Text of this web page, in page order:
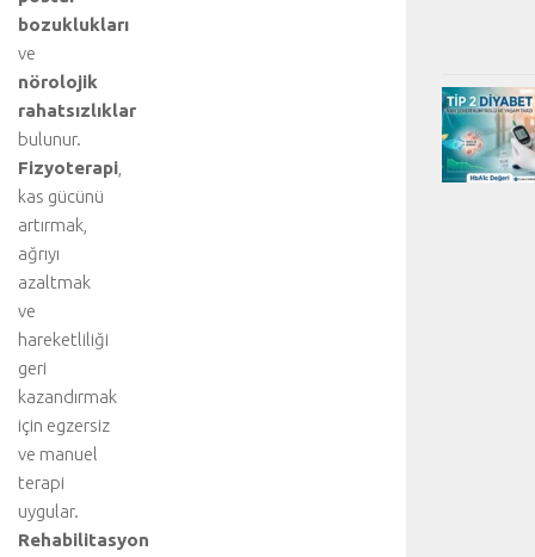
bozuklukları
ve
nörolojik
rahatsızlıklar
bulunur.
Fizyoterapi
kas gücünü
artırmak,
ağrıyı
azaltmak
ve
hareketliliği
geri
kazandırmak
için egzersiz
ve manuel
terapi
uygular.
Rehabilitasyon